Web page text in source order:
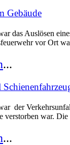
Gebäude
das Auslösen
vor Ort
...
der
verstorben war.
...